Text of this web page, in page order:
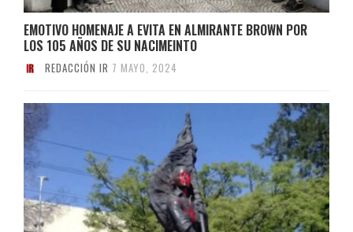
EMOTIVO HOMENAJE A EVITA EN ALMIRANTE BROWN POR
LOS 105 AÑOS DE SU NACIMEINTO
REDACCIÓN IR 7 MAYO, 2024